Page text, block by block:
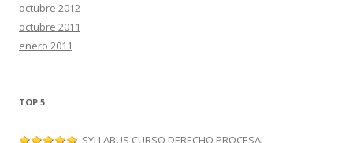
octubre 2012
octubre 2011
enero 2011
TOP 5
SYLLABUS CURSO DERECHO PROCESAL